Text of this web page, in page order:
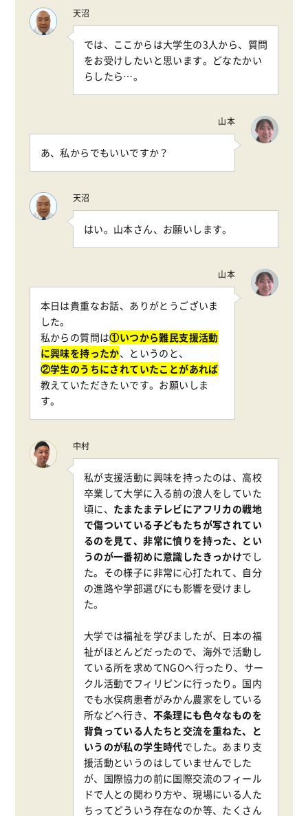
天沼
では、ここからは大学生の3人から、質問
をお受けしたいと思います。どなたかい
らしたら…。
山本
あ、私からでもいいですか？
天沼
はい。山本さん、お願いします。
山本
本日は貴重なお話、ありがとうございま
した。
私からの質問は①いつから難民支援活動
に興味を持ったか、というのと、
②学生のうちにされていたことがあれば
教えていただきたいです。お願いしま
す。
中村
私が支援活動に興味を持ったのは、高校
卒業して大学に入る前の浪人をしていた
頃に、 たまたまテレビにアフリカの戦地
で傷ついている子どもたちが写されてい
るのを見て、非常に憤りを持った、とい
うのが一番初めに意識したきっかけでし
た。その様子に非常に心打たれて、自分
の進路や学部選びにも影響を受けまし
た。
大学では福祉を学びましたが、日本の福
祉がほとんどだったので、海外で活動し
ている所を求めてNGOへ行ったり、サー
クル活動でフィリピンに行ったり。国内
でも水俣病患者がみかん農家をしている
所などへ行き、 不条理にも色々なものを
背負っている人たちと交流を重ねた、と
いうのが私の学生時代でした。あまり支
援活動というのはしていませんでした
が、国際協力の前に国際交流のフィール
ドで人との関わり方や、現場にいる人た
ちってどういう存在なのか等、たくさん